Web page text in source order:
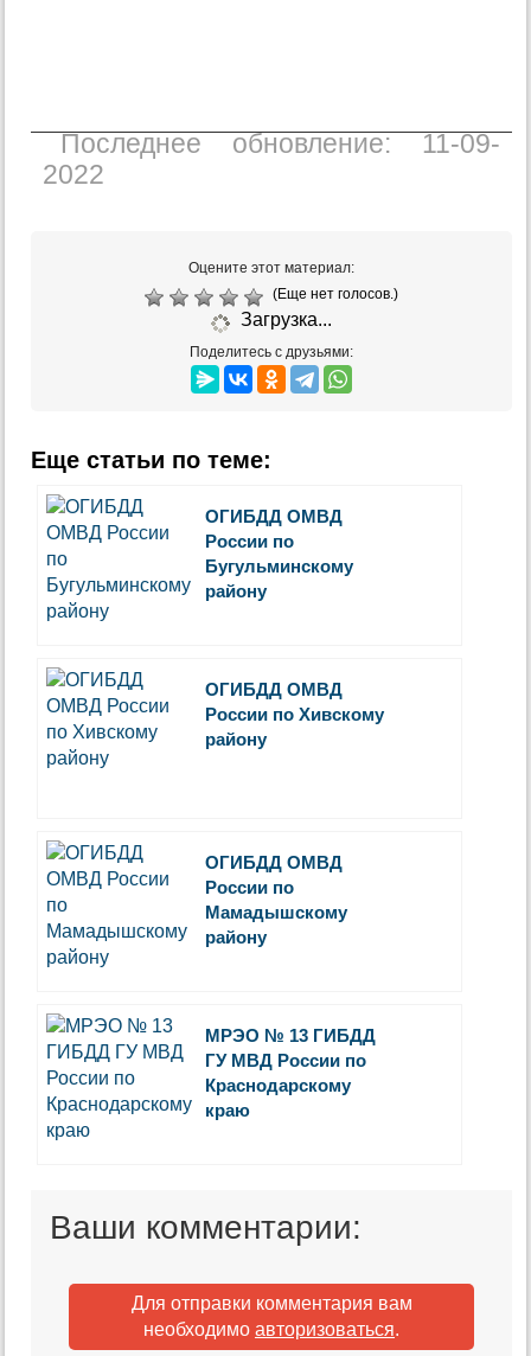
Последнее обновление: 11-09-
2022
Оцените этот материал:
(Еще нет голосов.)
Загрузка...
Поделитесь с друзьями:
Еще статьи по теме:
ОГИБДД ОМВД
России по
Бугульминскому
району
ОГИБДД ОМВД
России по Хивскому
району
ОГИБДД ОМВД
России по
Мамадышскому
району
МРЭО № 13 ГИБДД
ГУ МВД России по
Краснодарскому
краю
Ваши комментарии:
Для отправки комментария вам
необходимо авторизоваться.